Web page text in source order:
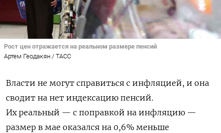
Рост цен отражается на реальном размере пенсий
Артем Геодакян / ТАСС
Власти не могут справиться с инфляцией, и она
сводит на нет индексацию пенсий.
Их реальный — с поправкой на инфляцию —
размер в мае оказался на 0,6% меньше